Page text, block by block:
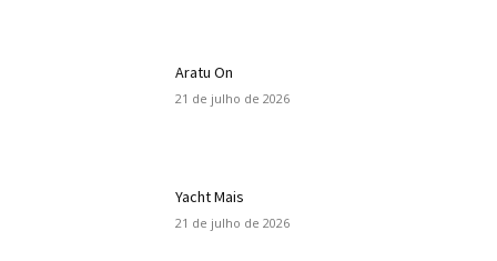
Aratu On
21 de julho de 2026
Yacht Mais
21 de julho de 2026